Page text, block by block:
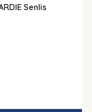
Senlis